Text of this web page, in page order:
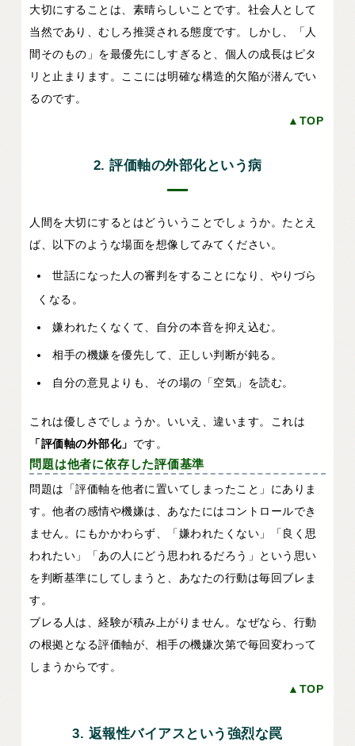
大切にすることは、素晴らしいことです。社会人として
当然であり、むしろ推奨される態度です。しかし、「人
間そのもの」を最優先にしすぎると、個人の成長はピタ
リと止まります。ここには明確な構造的欠陥が潜んでい
るのです。
▲TOP
2. 評価軸の外部化という病
人間を大切にするとはどういうことでしょうか。たとえ
ば、以下のような場面を想像してみてください。
世話になった人の審判をすることになり、やりづら
くなる。
嫌われたくなくて、自分の本音を抑え込む。
相手の機嫌を優先して、正しい判断が鈍る。
自分の意見よりも、その場の「空気」を読む。
これは優しさでしょうか。いいえ、違います。これは
「評価軸の外部化」 です。
問題は他者に依存した評価基準
問題は「評価軸を他者に置いてしまったこと」にありま
す。他者の感情や機嫌は、あなたにはコントロールでき
ません。にもかかわらず、「嫌われたくない」「良く思
われたい」「あの人にどう思われるだろう」という思い
を判断基準にしてしまうと、あなたの行動は毎回ブレま
す。
ブレる人は、経験が積み上がりません。なぜなら、行動
の根拠となる評価軸が、相手の機嫌次第で毎回変わって
しまうからです。
▲TOP
3. 返報性バイアスという強烈な罠